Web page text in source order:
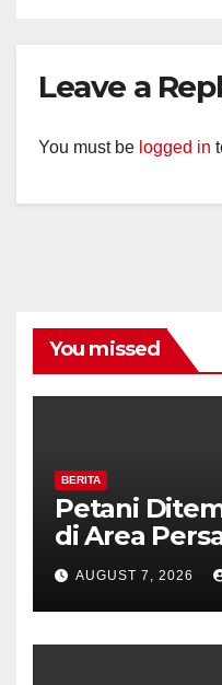
Leave a
You must be logged in
You missed
BERITA
Petani
di Area
Polisi
Tanda
AUGUST 7, 2026